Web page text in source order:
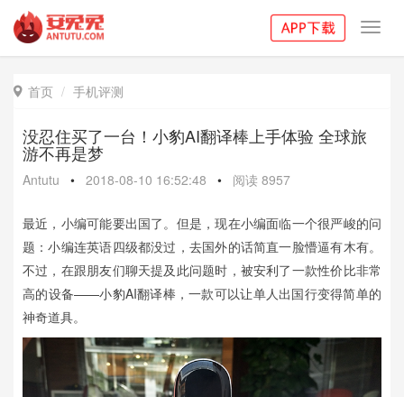
 首页 手机评测
没忍住买了一台！小豹AI翻译棒上手体验 全球旅
游不再是梦
Antutu • 2018-08-10 16:52:48 • 阅读 8957
最近，小编可能要出国了。但是，现在小编面临一个很严峻的问
题：小编连英语四级都没过，去国外的话简直一脸懵逼有木有。
不过，在跟朋友们聊天提及此问题时，被安利了一款性价比非常
高的设备——小豹AI翻译棒，一款可以让单人出国行变得简单的
神奇道具。